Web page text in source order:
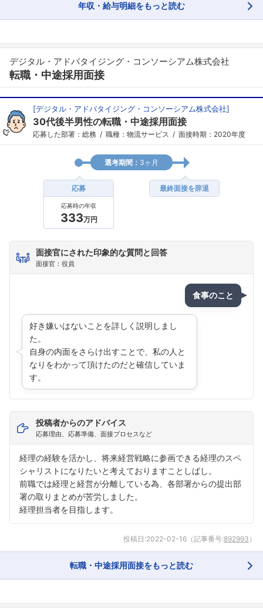
年収・給与明細をもっと読む
デジタル・アドバタイジング・コンソーシアム株式会社
転職・中途採用面接
[デジタル・アドバタイジング・コンソーシアム株式会社]
30代後半男性の転職・中途採用面接
応募した部署：総務 職種：物流サービス 面接時期：2020年度
選考期間： 3ヶ月
応募
応募時の年収
333万円
最終面接を辞退
面接官にされた印象的な質問と回答
面接官：役員
食事のこと
好き嫌いはないことを詳しく説明しまし
た。
自身の内面をさらけ出すことで、私の人と
なりをわかって頂けたのだと確信していま
す。
投稿者からのアドバイス
応募理由、応募準備、面接プロセスなど
経理の経験を活かし、将来経営戦略に参画できる経理のスペ
シャリストになりたいと考えておりますことしばし。
前職では経理と経営が分離している為、各部署からの提出部
署の取りまとめが苦労しました。
経理担当者を目指します。
投稿日:2022-02-16 （記事番号:892993 ）
転職・中途採用面接をもっと読む